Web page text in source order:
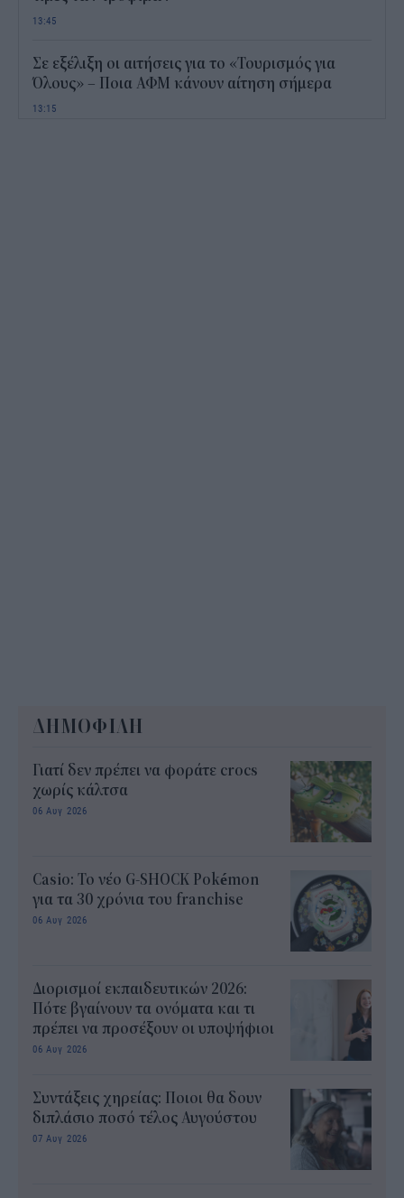
13:45
Σε εξέλιξη οι αιτήσεις για το «Τουρισμός για
Όλους» – Ποια ΑΦΜ κάνουν αίτηση σήμερα
13:15
ΔΗΜΟΦΙΛΗ
Γιατί δεν πρέπει να φοράτε crocs
χωρίς κάλτσα
06 Αυγ 2026
Casio: Το νέο G-SHOCK Pokémon
για τα 30 χρόνια του franchise
06 Αυγ 2026
Διορισμοί εκπαιδευτικών 2026:
Πότε βγαίνουν τα ονόματα και τι
πρέπει να προσέξουν οι υποψήφιοι
06 Αυγ 2026
Συντάξεις χηρείας: Ποιοι θα δουν
διπλάσιο ποσό τέλος Αυγούστου
07 Αυγ 2026